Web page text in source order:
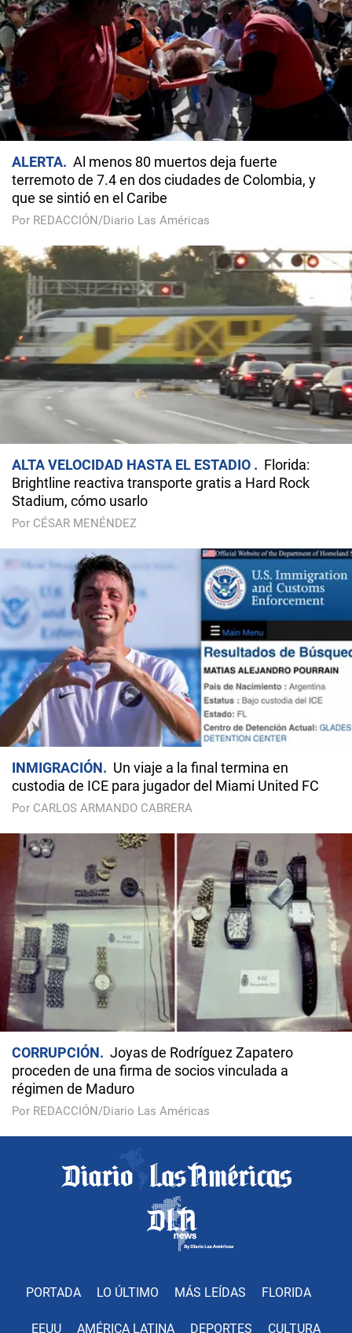
ALERTA
Al menos 80 muertos deja fuerte
terremoto de 7.4 en dos ciudades de Colombia, y
que se sintió en el Caribe
Por REDACCIÓN/Diario Las Américas
ALTA VELOCIDAD HASTA EL ESTADIO
Florida:
Brightline reactiva transporte gratis a Hard Rock
Stadium, cómo usarlo
Por CÉSAR MENÉNDEZ
INMIGRACIÓN
Un viaje a la final termina en
custodia de ICE para jugador del Miami United FC
Por CARLOS ARMANDO CABRERA
CORRUPCIÓN
Joyas de Rodríguez Zapatero
proceden de una firma de socios vinculada a
régimen de Maduro
Por REDACCIÓN/Diario Las Américas
PORTADA LO ÚLTIMO MÁS LEÍDAS FLORIDA
EEUU AMÉRICA LATINA DEPORTES CULTURA